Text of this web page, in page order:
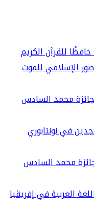
للموت
السادس
السادس
في إفريقيا